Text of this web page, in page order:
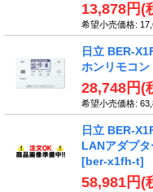
13,878円 (
希望小売価格:
日立 BER-
ホンリモコ
28,748円 (
希望小売価格:
日立 BER-
LANアダプ
[ber-x1fh-t]
58,981円 (